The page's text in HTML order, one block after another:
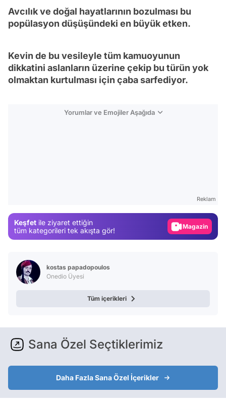
Avcılık ve doğal hayatlarının bozulması bu
popülasyon düşüşündeki en büyük etken.
Kevin de bu vesileyle tüm kamuoyunun
dikkatini aslanların üzerine çekip bu türün yok
olmaktan kurtulması için çaba sarfediyor.
Yorumlar ve Emojiler Aşağıda
Reklam
Keşfet ile ziyaret ettiğin
tüm kategorileri tek akışta gör!
Magazin
kostas papadopoulos
Onedio Üyesi
Tüm içerikleri
Sana Özel Seçtiklerimiz
Daha Fazla Sana Özel İçerikler